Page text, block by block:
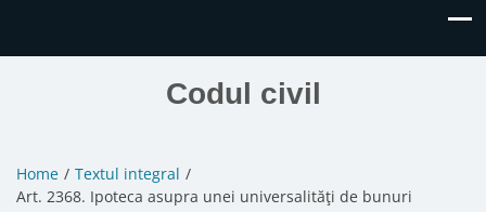
Codul civil
Home
Textul integral
Art. 2368. Ipoteca asupra unei universalităţi de bunuri